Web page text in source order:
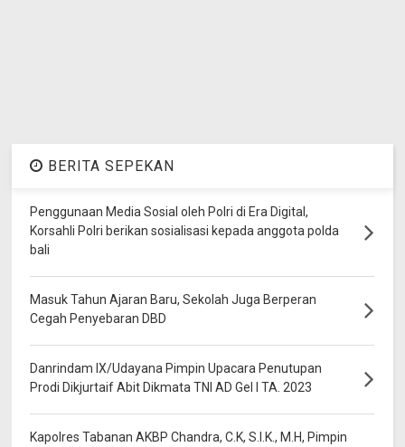
BERITA SEPEKAN
Penggunaan Media Sosial oleh Polri di Era Digital,
Korsahli Polri berikan sosialisasi kepada anggota polda
bali
Masuk Tahun Ajaran Baru, Sekolah Juga Berperan
Cegah Penyebaran DBD
Danrindam IX/Udayana Pimpin Upacara Penutupan
Prodi Dikjurtaif Abit Dikmata TNI AD Gel I TA. 2023
Kapolres Tabanan AKBP Chandra, C.K, S.I.K., M.H, Pimpin